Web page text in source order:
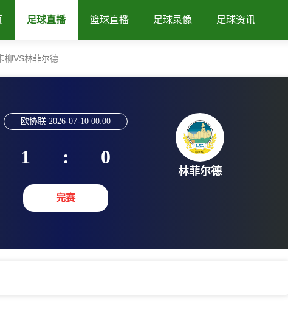
足球直播 篮球直播 足球录像 足球资讯
柳VS林菲尔德
欧协联 2026-07-10 00:00
1 : 0
完赛
林菲尔德